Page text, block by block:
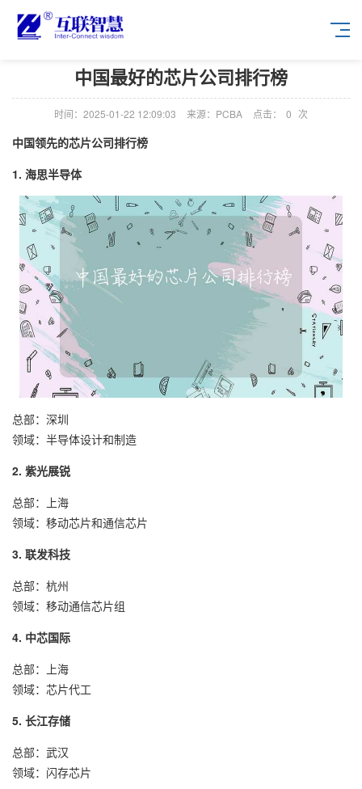
中国最好的芯片公司排行榜
时间：2025-01-22 12:09:03 来源：PCBA 点击： 0 次
中国领先的芯片公司排行榜
1. 海思半导体
总部：深圳
领域：半导体设计和制造
2. 紫光展锐
总部：上海
领域：移动芯片和通信芯片
3. 联发科技
总部：杭州
领域：移动通信芯片组
4. 中芯国际
总部：上海
领域：芯片代工
5. 长江存储
总部：武汉
领域：闪存芯片